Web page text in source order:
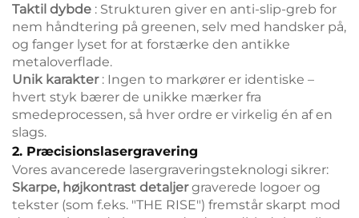
Taktil dybde : Strukturen giver en anti-slip-greb for
nem håndtering på greenen, selv med handsker på,
og fanger lyset for at forstærke den antikke
metaloverflade.
Unik karakter : Ingen to markører er identiske –
hvert styk bærer de unikke mærker fra
smedeprocessen, så hver ordre er virkelig én af en
slags.
2. Præcisionslasergravering
Vores avancerede lasergraveringsteknologi sikrer:
Skarpe, højkontrast detaljergraverede logoer og
tekster (som f.eks. "THE RISE") fremstår skarpt mod